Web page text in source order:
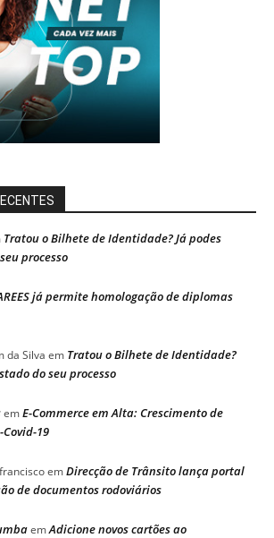
Tratou o Bilhete de Identidade? Já podes
processo
já permite homologação de diplomas
da Silva em Tratou o Bilhete de Identidade?
do seu processo
emE-Commerce em Alta: Crescimento de
19
emDirecção de Trânsito lança portal
de documentos rodoviários
emAdicione novos cartões ao